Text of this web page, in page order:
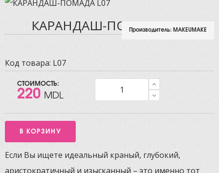
КАРАНДАШ-ПОМАДА L07
Производитель: MAKEUMAKE
Код товара: L07
СТОИМОСТЬ:
220 MDL
Если Вы ищете идеальный краный, глубокий,
аристократичный и изысканный – это именно тот